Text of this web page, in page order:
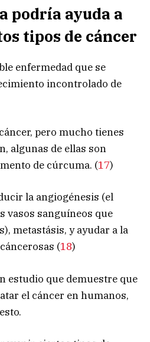
podría ayuda a
tipos de cáncer
enfermedad que se
incontrolado de
pero mucho tienes
algunas de ellas son
de cúrcuma. (17)
la angiogénesis (el
vasos sanguíneos que
metastásis, y ayudar a la
(18)
estudio que demuestre que
el cáncer en humanos,